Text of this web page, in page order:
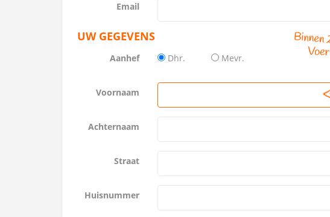
Email
UW GEGEVENS
Aanhef Dhr. Mevr.
Voornaam
Achternaam
Straat
Huisnummer